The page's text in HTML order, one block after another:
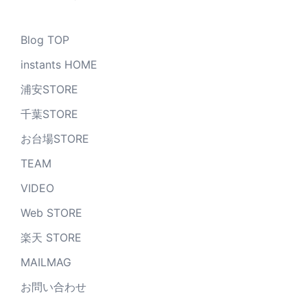
Blog TOP
instants HOME
浦安STORE
千葉STORE
お台場STORE
TEAM
VIDEO
Web STORE
楽天 STORE
MAILMAG
お問い合わせ